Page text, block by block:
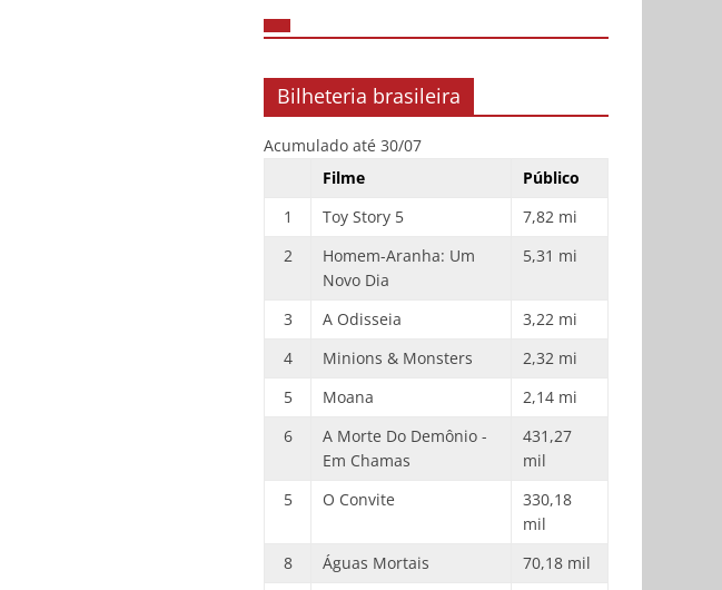
Bilheteria brasileira
Acumulado até 30/07
Filme
Público
1
Toy Story 5
7,82 mi
2
Homem-Aranha: Um
Novo Dia
5,31 mi
3 A Odisseia
3,22 mi
4
Minions & Monsters
2,32 mi
5
Moana
2,14 mi
6
A Morte Do Demônio -
Em Chamas
431,27
mil
5
O Convite
330,18
mil
8
Águas Mortais
70,18 mil